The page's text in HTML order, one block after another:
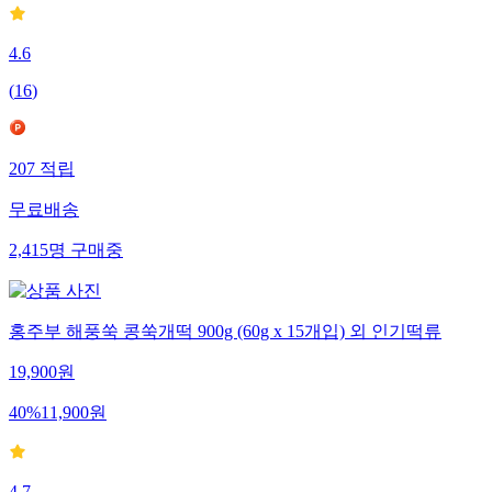
4.6
(16)
207적립
무료배송
2,415명구매중
홍주부 해풍쑥 콩쑥개떡 900g (60g x 15개입) 외 인기떡류
19,900원
40%11,900원